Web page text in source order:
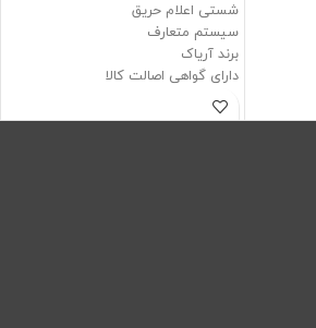
شستی اعلام حریق
سیستم متعارف
برند آریاک
دارای گواهی اصالت کالا
دارای تاییدیه آتش نشانی